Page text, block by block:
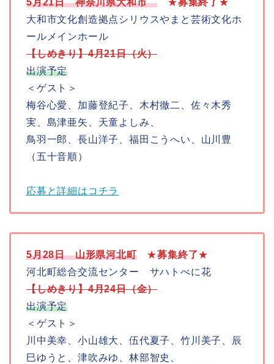
5月21日 神奈川県大和市 ★募集終了 ★
大和市文化創造拠点シリウスやまと芸術文化ホ
ールメインホール
【しめきり】4月21日（火）
出演予定
＜ゲスト＞
梅谷心愛、加藤登紀子、木村徹二、佐々木秀
実、島津亜矢、天童よしみ、
鳥羽一郎、長山洋子、福田こうへい、山川豊
（五十音順）
応募と詳細はコチラ
5月28日 山形県河北町★募集終了★
河北町総合交流センター サハトべに花
【しめきり】4月24日（金）
出演予定
＜ゲスト＞
川中美幸、小山雄大、伍代夏子、竹川美子、辰
巳ゆうと、津吹みゆ、林部智史、